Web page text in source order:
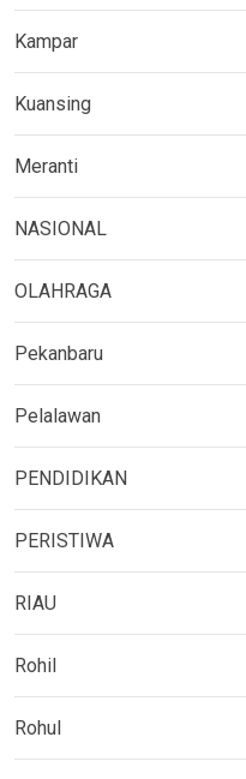
Kampar
Kuansing
Meranti
NASIONAL
OLAHRAGA
Pekanbaru
Pelalawan
PENDIDIKAN
PERISTIWA
RIAU
Rohil
Rohul